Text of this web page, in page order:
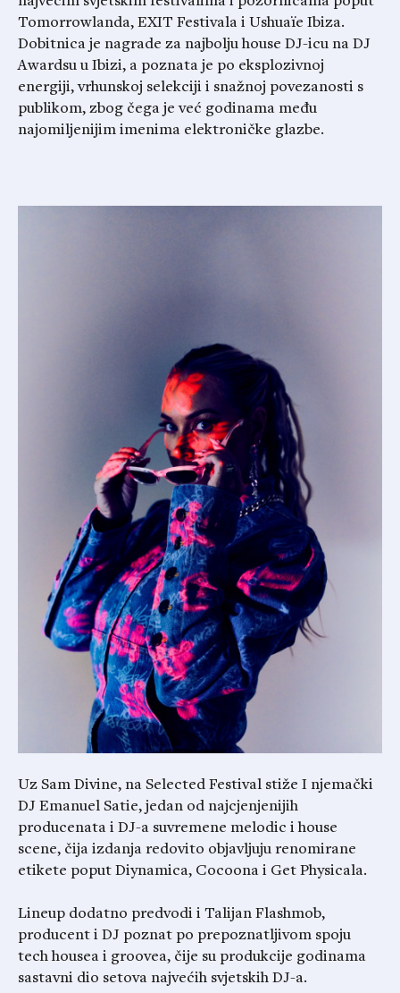
Tomorrowlanda, EXIT Festivala i Ushuaïe Ibiza.
Dobitnica je nagrade za najbolju house DJ-icu na DJ
Awardsu u Ibizi, a poznata je po eksplozivnoj
energiji, vrhunskoj selekciji i snažnoj povezanosti s
publikom, zbog čega je već godinama među
najomiljenijim imenima elektroničke glazbe.
Uz Sam Divine, na Selected Festival stiže I njemački
DJ Emanuel Satie, jedan od najcjenjenijih
producenata i DJ-a suvremene melodic i house
scene, čija izdanja redovito objavljuju renomirane
etikete poput Diynamica, Cocoona i Get Physicala.
Lineup dodatno predvodi i Talijan Flashmob,
producent i DJ poznat po prepoznatljivom spoju
tech housea i groovea, čije su produkcije godinama
sastavni dio setova najvećih svjetskih DJ-a.